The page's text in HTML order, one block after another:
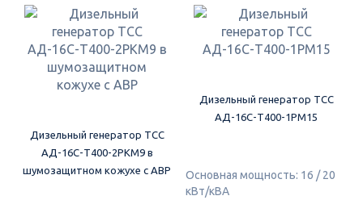
Дизельный генератор ТСС
АД-16С-Т400-2РКМ9 в
шумозащитном кожухе с АВР
Дизельный генератор ТСС
АД-16С-Т400-1РМ15
Основная мощность: 16 / 20
кВт/кВА